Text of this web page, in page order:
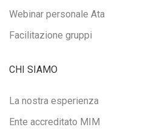
Webinar personale Ata
Facilitazione gruppi
CHI SIAMO
La nostra esperienza
Ente accreditato MIM